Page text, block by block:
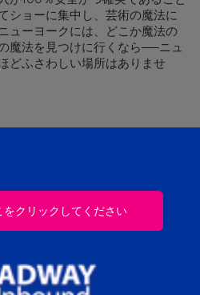
ショーに集中し、芸術の魔法に
ューヨークには、どこか魔法の
魔法を見つけに行くなら──ニュ
どふさわしい場所はありませ
クリックしてください